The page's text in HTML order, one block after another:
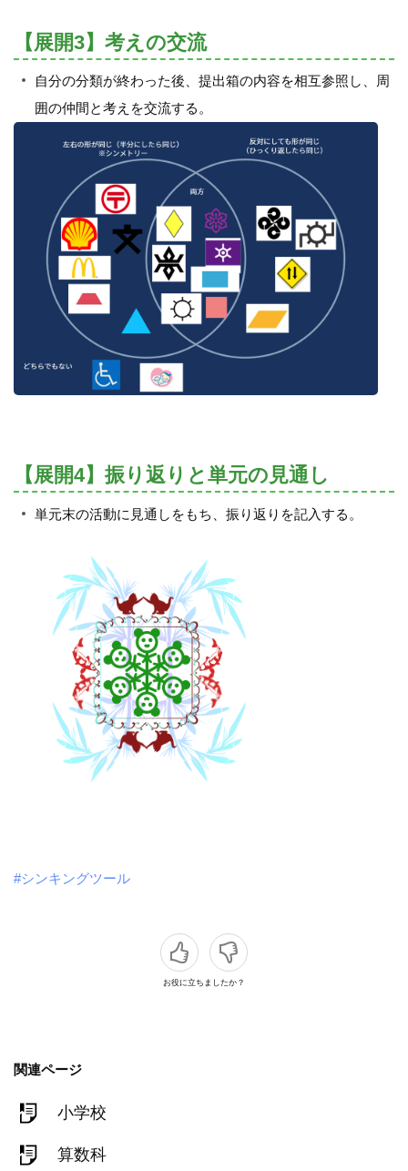
【展開3】考えの交流
自分の分類が終わった後、提出箱の内容を相互参照し、周
囲の仲間と考えを交流する。
【展開4】振り返りと単元の見通し
単元末の活動に見通しをもち、振り返りを記入する。
#シンキングツール
お役に立ちましたか？
関連ページ
小学校
算数科